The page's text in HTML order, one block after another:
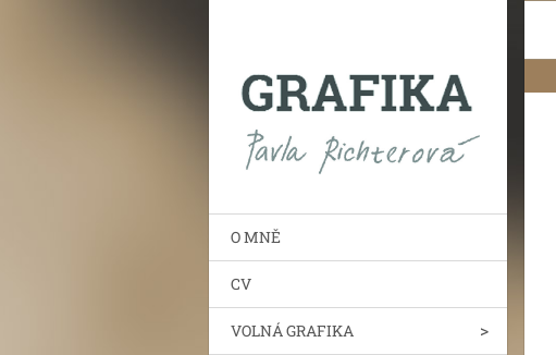
O MNĚ
CV
VOLNÁ GRAFIKA